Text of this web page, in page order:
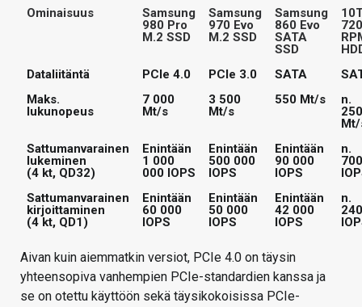
Ominaisuus
Samsung
980 Pro
M.2 SSD
Samsung
970 Evo
M.2 SSD
Samsung
860 Evo
SATA
SSD
Dataliitäntä
PCIe 4.0 PCIe 3.0 SATA
Maks.
lukunopeus
7 000
Mt/s
3 500
Mt/s
550 Mt/s
n.
250
Sattumanvarainen
lukeminen
(4 kt, QD32)
Enintään
1 000
000 IOPS
Enintään
500 000
IOPS
Enintään
90 000
IOPS
n.
700
Sattumanvarainen
kirjoittaminen
(4 kt, QD1)
Enintään
60 000
IOPS
Enintään
50 000
IOPS
Enintään
42 000
IOPS
n.
240
Aivan kuin aiemmatkin versiot, PCIe 4.0 on täysin
yhteensopiva vanhempien PCIe-standardien kanssa ja
se on otettu käyttöön sekä täysikokoisissa PCIe-